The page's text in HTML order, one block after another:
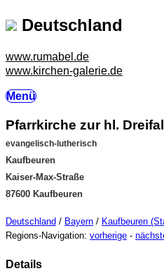
Deutschland
www.rumabel.de
www.kirchen-galerie.de
Menü
Pfarrkirche zur hl.
evangelisch-lutherisch
Kaufbeuren
Kaiser-Max-Straße
87600 Kaufbeuren
Deutschland / Bayern / Kaufbeuren
Regions-Navigation: vorherige -
Details